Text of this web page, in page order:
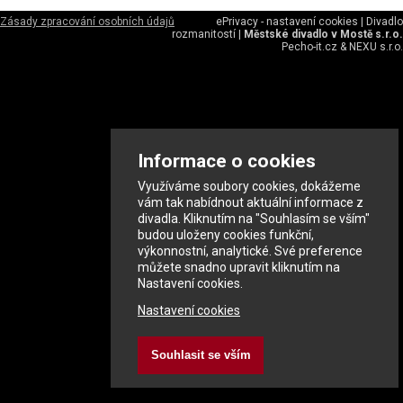
Informace o cookies
Využíváme soubory cookies, dokážeme
vám tak nabídnout aktuální informace z
divadla. Kliknutím na "Souhlasím se vším"
budou uloženy cookies funkční,
výkonnostní, analytické. Své preference
můžete snadno upravit kliknutím na
Nastavení cookies.
Nastavení cookies
Souhlasit se vším
Zásady zpracování osobních údajů ePrivacy - nastavení cookies
Divadlo
rozmanitostí
Městské divadlo v Mostě s.r.o.
Pecho-it.cz & NEXU s.r.o.